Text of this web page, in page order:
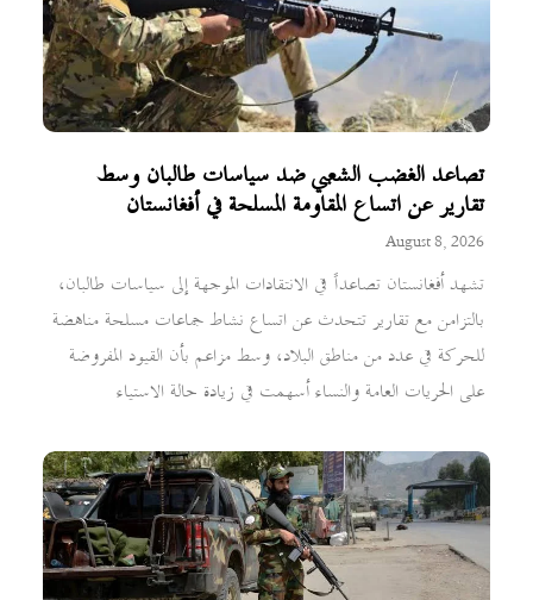
تصاعد الغضب الشعبي ضد سياسات طالبان وسط
تقارير عن اتساع المقاومة المسلحة في أفغانستان
August 8, 2026
تشهد أفغانستان تصاعداً في الانتقادات الموجهة إلى سياسات طالبان،
بالتزامن مع تقارير تتحدث عن اتساع نشاط جماعات مسلحة مناهضة
للحركة في عدد من مناطق البلاد، وسط مزاعم بأن القيود المفروضة
على الحريات العامة والنساء أسهمت في زيادة حالة الاستياء